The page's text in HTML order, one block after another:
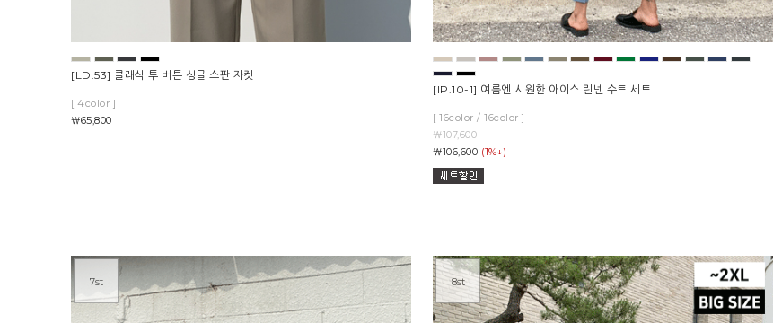
[LD.53] 클래식 투 버튼 싱글 스판 자켓
[ 4color ]
￦65,800
[IP.10-1] 여름엔 시원한 아이스 린넨 수트 세트
[ 16color / 16color ]
￦107,600
￦106,600 (1%↓)
7st 8st